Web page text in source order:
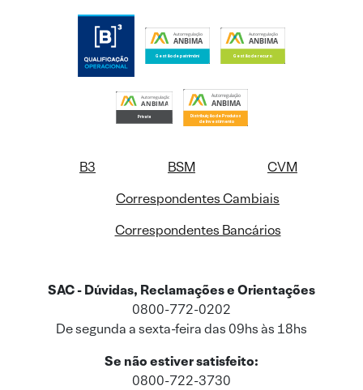
B3 BSM
CVM
Correspondentes Cambiais
Correspondentes Bancários
SAC - Dúvidas, Reclamações e Orientações
0800-772-0202
De segunda a sexta-feira das 09hs às 18hs
Se não estiver satisfeito:
0800-722-3730